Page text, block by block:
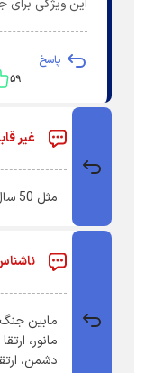
این ویژگی
پاسخ
۵۹
غیر
مثل 50 سال گذشته که نتیجش را دیدیم !
مانور،
دشمن،